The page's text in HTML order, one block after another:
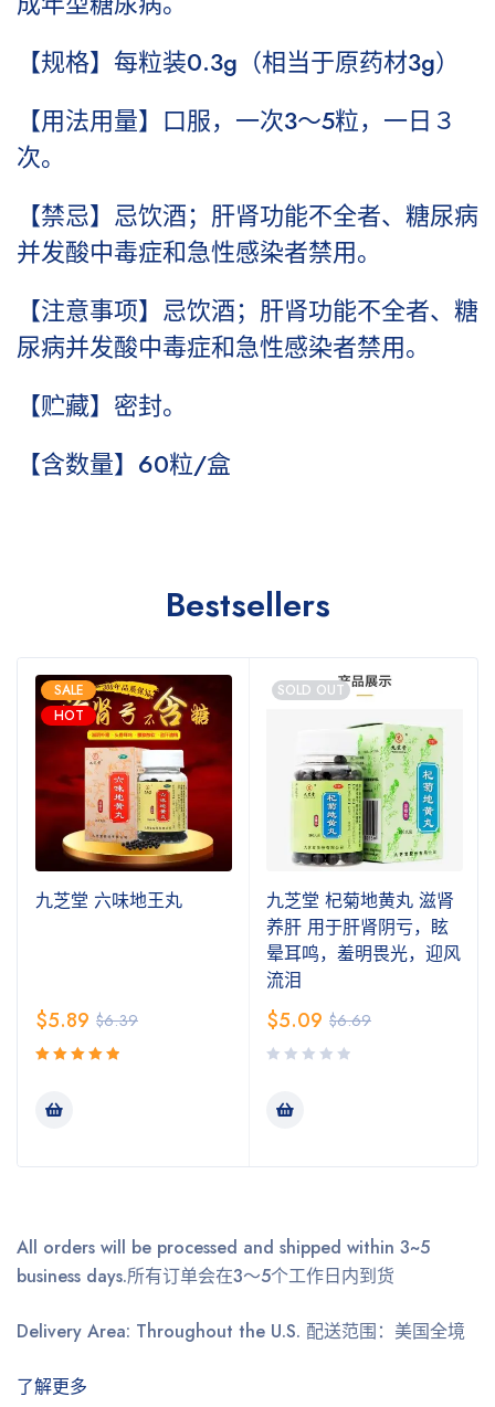
【规格】每粒装0.3g（相当于原药材3g）
【用法用量】口服，一次3～5粒，一日３
次。
【禁忌】忌饮酒；肝肾功能不全者、糖尿病
并发酸中毒症和急性感染者禁用。
【注意事项】忌饮酒；肝肾功能不全者、糖
尿病并发酸中毒症和急性感染者禁用。
【贮藏】密封。
【含数量】60粒/盒
Bestsellers
SALE
HOT
九芝堂 六味地王丸
$6.39
$5.89
&sol; 5
SOLD OUT
九芝堂 杞菊地黄丸 滋肾
养肝 用于肝肾阴亏，眩
晕耳鸣，羞明畏光，迎风
流泪
$6.69
$5.09
All orders will be processed and shipped within 3~5
business days.所有订单会在3～5个工作日内到货
Delivery Area: Throughout the U.S. 配送范围：美国全境
了解更多